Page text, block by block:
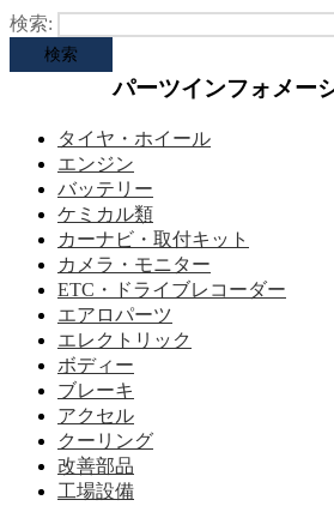
検索:
パーツインフォメー
タイヤ・ホイール
エンジン
バッテリー
ケミカル類
カーナビ・取付キット
カメラ・モニター
ETC・ドライブレコーダー
エアロパーツ
エレクトリック
ボディー
ブレーキ
アクセル
クーリング
改善部品
工場設備